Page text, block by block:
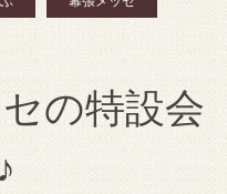
の特設会